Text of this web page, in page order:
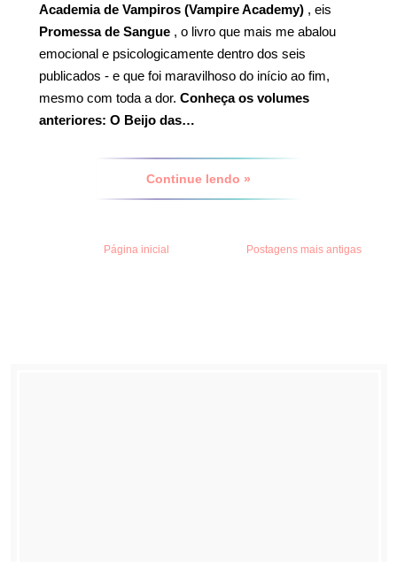
Academia de Vampiros (Vampire Academy) , eis
Promessa de Sangue , o livro que mais me abalou
emocional e psicologicamente dentro dos seis
publicados - e que foi maravilhoso do início ao fim,
mesmo com toda a dor. Conheça os volumes
anteriores: O Beijo das…
Continue lendo »
Postagens mais antigas
Página inicial